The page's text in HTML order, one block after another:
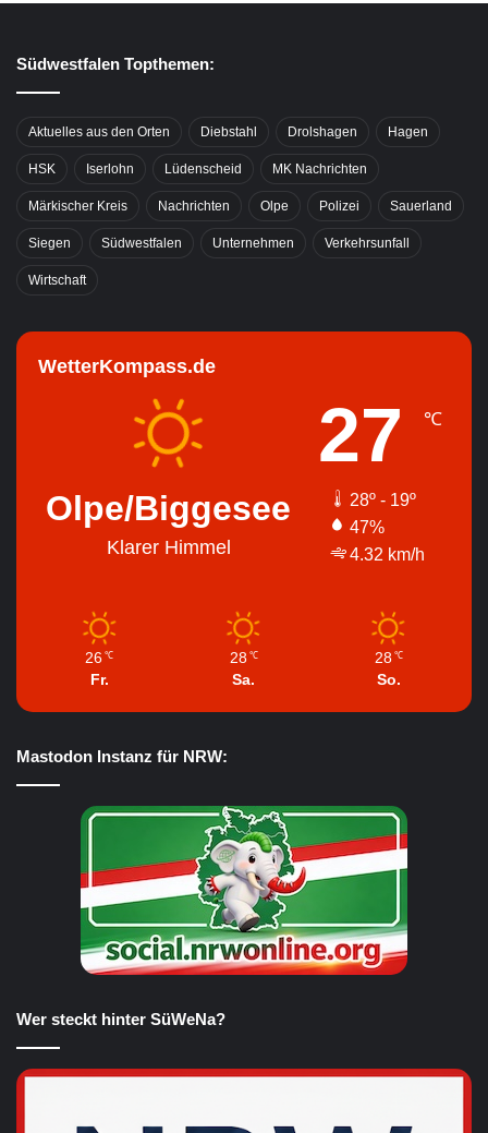
Südwestfalen Topthemen:
Aktuelles aus den Orten Diebstahl Drolshagen Hagen
HSK Iserlohn Lüdenscheid MK Nachrichten
Märkischer Kreis Nachrichten Olpe Polizei Sauerland
Siegen Südwestfalen Unternehmen Verkehrsunfall
Wirtschaft
WetterKompass.de
Olpe/Biggesee
Klarer Himmel
27 ℃
28º - 19º
47%
4.32 km/h
26 ℃
Fr.
28 ℃
Sa.
28 ℃
So.
Mastodon Instanz für NRW:
Wer steckt hinter SüWeNa?